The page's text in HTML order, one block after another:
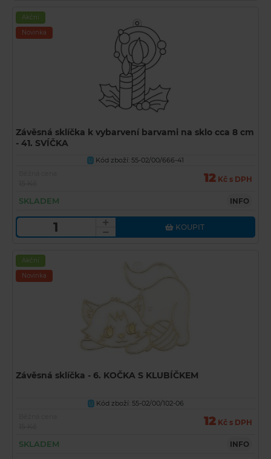
Akční
Novinka
Závěsná sklíčka k vybarvení barvami na sklo cca 8 cm
- 41. SVÍČKA
U
Kód zboží: 55-02/00/666-41
12 Kč s DPH
SKLADEM INFO
KOUPIT
Akční
Novinka
Závěsná sklíčka - 6. KOČKA S KLUBÍČKEM
U Kód zboží: 55-02/00/102-06
12 Kč s DPH
SKLADEM INFO